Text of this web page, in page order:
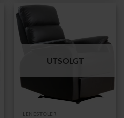
UTSOLGT
LENESTOLER